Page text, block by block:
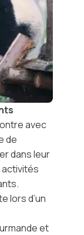
avec
de
dans leur
lors d’un
et